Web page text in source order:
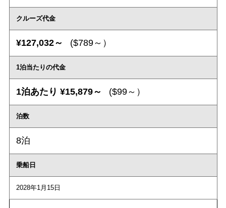
クルーズ代金
¥127,032～ ($789～）
1泊当たりの代金
1泊あたり ¥15,879～ ($99～）
泊数
8泊
乗船日
2028年1月15日